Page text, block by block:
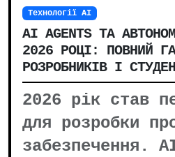
Технології AI
AI AGENTS ТА
2026 РОЦІ: ПОВНИЙ
РОЗРОБНИКІВ І
2026 рік став
для розробки
забезпечення.